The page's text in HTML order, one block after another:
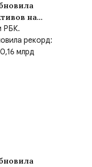
на
РБК.